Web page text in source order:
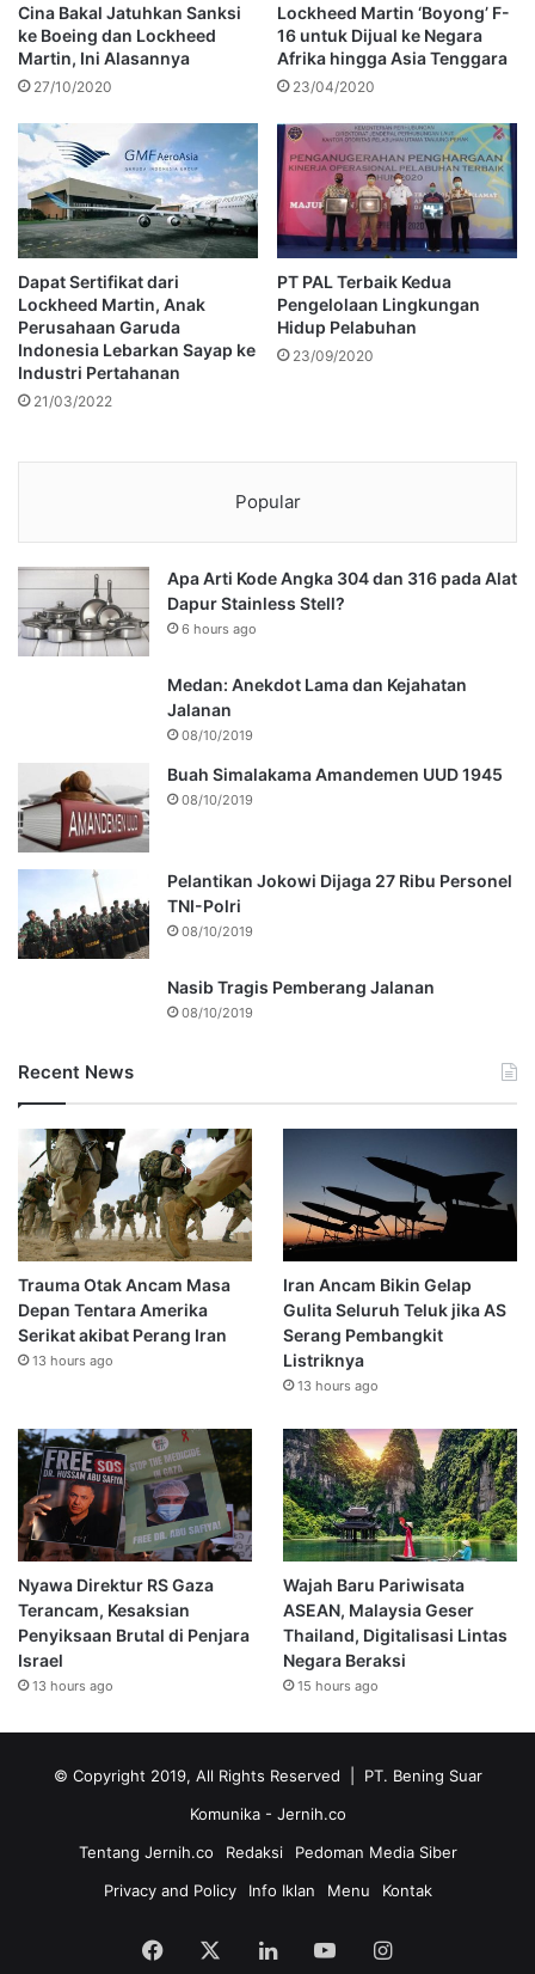
Cina Bakal Jatuhkan Sanksi
ke Boeing dan Lockheed
Martin, Ini Alasannya
27/10/2020
Lockheed Martin ‘Boyong’ F-
16 untuk Dijual ke Negara
Afrika hingga Asia Tenggara
23/04/2020
Dapat Sertifikat dari
Lockheed Martin, Anak
Perusahaan Garuda
Indonesia Lebarkan Sayap ke
Industri Pertahanan
21/03/2022
PT PAL Terbaik Kedua
Pengelolaan Lingkungan
Hidup Pelabuhan
23/09/2020
Popular
Apa Arti Kode Angka 304 dan 316 pada Alat
Dapur Stainless Stell?
6 hours ago
Medan: Anekdot Lama dan Kejahatan
Jalanan
08/10/2019
Buah Simalakama Amandemen UUD 1945
08/10/2019
Pelantikan Jokowi Dijaga 27 Ribu Personel
TNI-Polri
08/10/2019
Nasib Tragis Pemberang Jalanan
08/10/2019
Recent News
Trauma Otak Ancam Masa
Depan Tentara Amerika
Serikat akibat Perang Iran
13 hours ago
Iran Ancam Bikin Gelap
Gulita Seluruh Teluk jika AS
Serang Pembangkit
Listriknya
13 hours ago
Nyawa Direktur RS Gaza
Terancam, Kesaksian
Penyiksaan Brutal di Penjara
Israel
13 hours ago
Wajah Baru Pariwisata
ASEAN, Malaysia Geser
Thailand, Digitalisasi Lintas
Negara Beraksi
15 hours ago
© Copyright 2019, All Rights Reserved | PT. Bening Suar
Komunika - Jernih.co
Tentang Jernih.co
Redaksi
Pedoman Media Siber
Privacy and Policy
Info Iklan Menu Kontak
Facebook LinkedInYouTubeInstagram